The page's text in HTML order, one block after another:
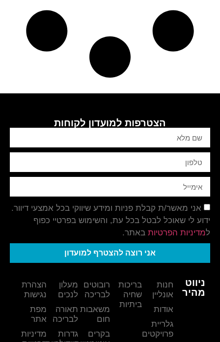
ניווט
מהיר
חנות
אונליין
אודות
גלריית
פרויקטים
בריכות
שחיה
ביתיות
רובוטים
לבריכה
משאבות
חום
בקרים
מעלון
לנכים
תאורה
לבריכה
גדרות
הצהרת
נגישות
מפת
אתר
מדיניות
הצטרפות למועדון לקוחות
אני מאשר/ת קבלת פניות ומידע שיווקי בכל אמצעי דיוור.
ידוע לי שאוכל לבטל בכל עת, והשימוש בפרטיי כפוף
למדיניות הפרטיות באתר.
אני רוצה להצטרף למועדון